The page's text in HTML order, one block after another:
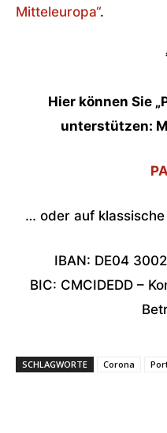
Mitteleuropa“.
Hier können Sie
unterstützen:
… oder auf
IBAN: DE04
BIC: CMCIDEDD –
SCHLAGWORTE Corona